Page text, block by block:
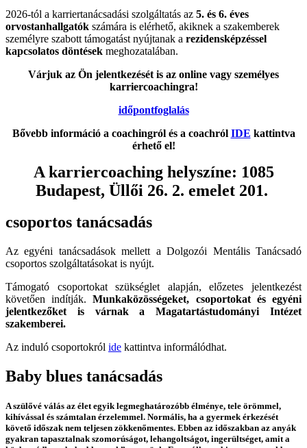
2026-tól a karriertanácsadási szolgáltatás az 5. és 6. éves
orvostanhallgatók számára is elérhető, akiknek a szakemberek
személyre szabott támogatást nyújtanak a rezidensképzéssel
kapcsolatos döntések meghozatalában.
Várjuk az Ön jelentkezését is az online vagy személyes
karriercoachingra!
időpontfoglalás
Bővebb információ a coachingról és a coachról IDE kattintva
érhető el!
A karriercoaching helyszíne: 1085
Budapest, Üllői 26. 2. emelet 201.
csoportos tanácsadás
Az egyéni tanácsadások mellett a Dolgozói Mentális Tanácsadó
csoportos szolgáltatásokat is nyújt.
Támogató csoportokat szükséglet alapján, előzetes jelentkezést
követően indítják.Munkaközösségeket, csoportokat és egyéni
jelentkezőket is várnak a Magatartástudományi Intézet
szakemberei.
Az induló csoportokról ide kattintva informálódhat.
Baby blues tanácsadás
A szülővé válás az élet egyik legmeghatározóbb élménye, tele örömmel,
kihívással és számtalan érzelemmel. Normális, ha a gyermek érkezését
követő időszak nem teljesen zökkenőmentes. Ebben az időszakban az anyák
gyakran tapasztalnak szomorúságot, lehangoltságot, ingerültséget, amit a